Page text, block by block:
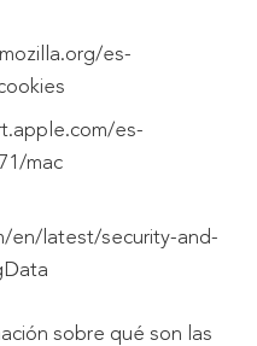
es-
es-
mac
en/latest/security-and-
sobre qué son las